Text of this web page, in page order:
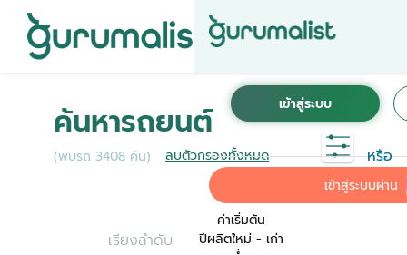
หรือ
เข้าสู่ระบบผ่าน
ค้นหารถยนต์
(พบรถ 3408 คัน) ลบตัวกรองทั้งหมด
เรียงลำดับ
ค่าเริ่มต้น
ปีผลิตใหม่ - เก่า
เพื่อการใช้งานที่สะดวกที่สุด ระบบจะทำการเชื่อม
ต่อบัญชีการใช้งาน KINTO ของคุณเข้ากับ
Gurumalist